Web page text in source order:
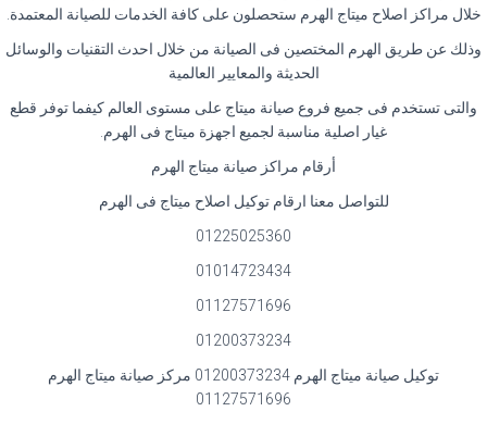
خلال مراكز اصلاح ميتاج الهرم ستحصلون على كافة الخدمات للصيانة المعتمدة.
وذلك عن طريق الهرم المختصين فى الصيانة من خلال احدث التقنيات والوسائل
الحديثة والمعايير العالمية
والتى تستخدم فى جميع فروع صيانة ميتاج على مستوى العالم كيفما توفر قطع
غيار اصلية مناسبة لجميع اجهزة ميتاج فى الهرم.
أرقام مراكز صيانة ميتاج الهرم
للتواصل معنا ارقام توكيل اصلاح ميتاج فى الهرم
01225025360
01014723434
01127571696
01200373234
توكيل صيانة ميتاج الهرم 01200373234 مركز صيانة ميتاج الهرم
01127571696